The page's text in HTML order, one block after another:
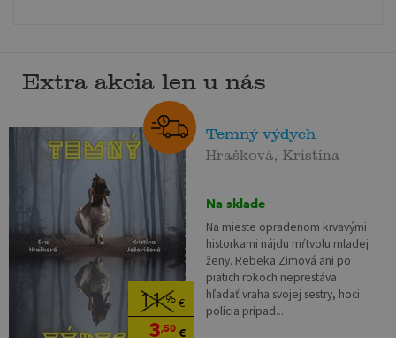
Extra akcia len u nás
11,95€
3,50€
Temný výdych
Hrašková, Kristína
Na sklade
Na mieste opradenom krvavými
historkami nájdu mŕtvolu mladej
ženy. Rebeka Zimová ani po
piatich rokoch neprestáva
hľadať vraha svojej sestry, hoci
polícia prípad...